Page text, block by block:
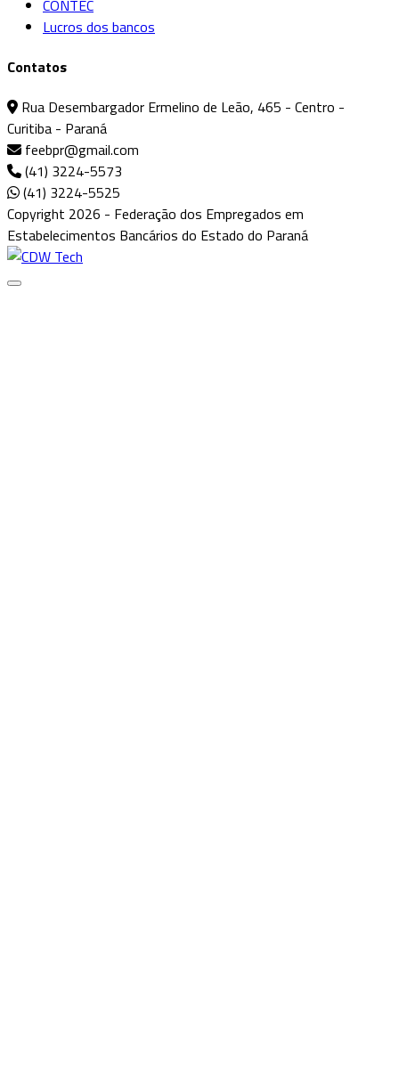
CONTEC
Lucros dos bancos
Contatos
Rua Desembargador Ermelino de Leão, 465 - Centro -
Curitiba - Paraná
feebpr@gmail.com
(41) 3224-5573
(41) 3224-5525
Copyright 2026 - Federação dos Empregados em
Estabelecimentos Bancários do Estado do Paraná